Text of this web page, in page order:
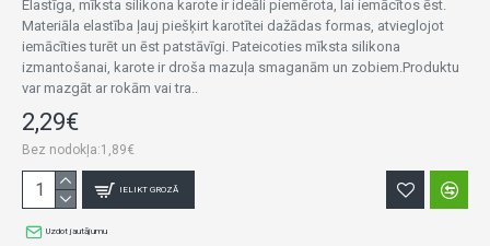
Elastīga, mīksta silikona karote ir ideāli piemērota, lai iemācītos ēst.
Materiāla elastība ļauj piešķirt karotītei dažādas formas, atvieglojot
iemācīties turēt un ēst patstāvīgi. Pateicoties mīksta silikona
izmantošanai, karote ir droša mazuļa smaganām un zobiem.Produktu
var mazgāt ar rokām vai tra..
2,29€
Bez nodokļa:1,89€
IELIKT GROZĀ
Uzdot jautājumu